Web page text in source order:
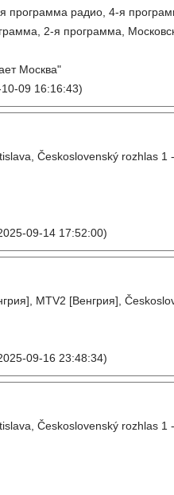
программа радио, 4-я
2-я программа,
Москва"
09 16:16:43)
Československý rozhlas
09-14 17:52:00)
MTV2 [Венгрия],
09-16 23:48:34)
Československý rozhlas